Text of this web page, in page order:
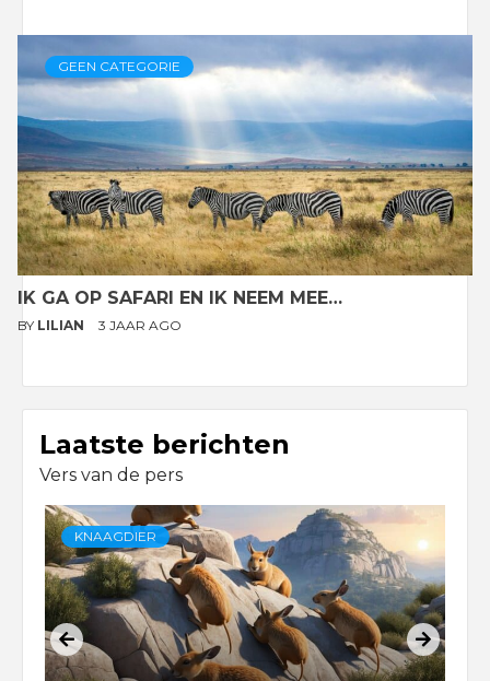
GEEN CATEGORIE
IK GA OP SAFARI EN IK NEEM MEE…
BY LILIAN 3 JAAR AGO
Laatste berichten
Vers van de pers
KNAAGDIER